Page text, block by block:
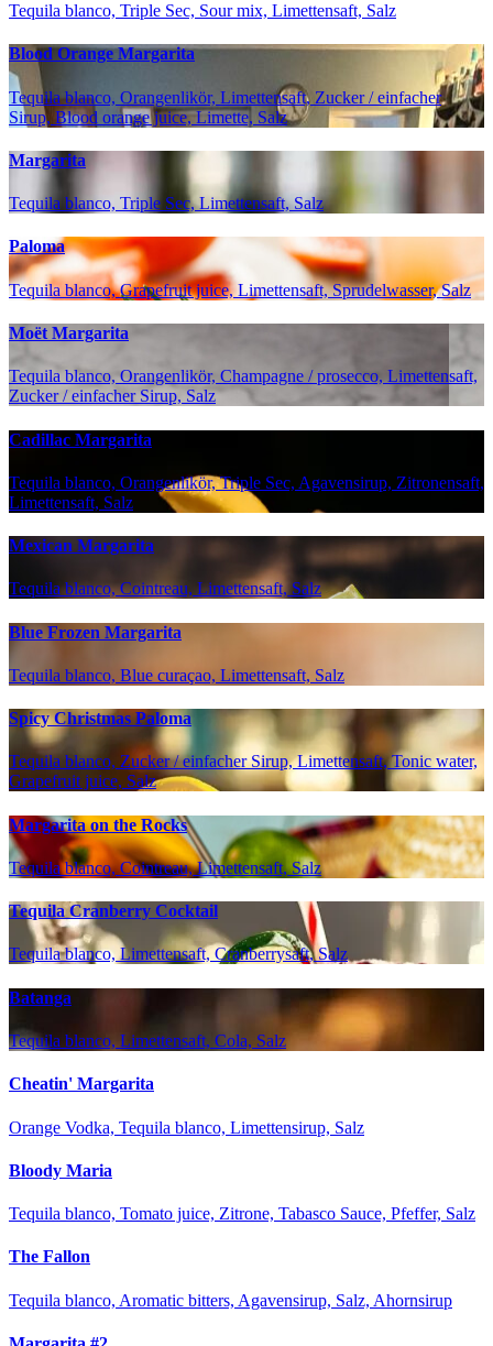
Tequila blanco, Triple Sec, Sour mix, Limettensaft, Salz
Blood Orange Margarita
Tequila blanco, Orangenlikör, Limettensaft, Zucker / einfacher
Sirup, Blood orange juice, Limette, Salz
Margarita
Tequila blanco, Triple Sec, Limettensaft, Salz
Paloma
Tequila blanco, Grapefruit juice, Limettensaft, Sprudelwasser, Salz
Moët Margarita
Tequila blanco, Orangenlikör, Champagne / prosecco, Limettensaft,
Zucker / einfacher Sirup, Salz
Cadillac Margarita
Tequila blanco, Orangenlikör, Triple Sec, Agavensirup, Zitronensaft,
Limettensaft, Salz
Mexican Margarita
Tequila blanco, Cointreau, Limettensaft, Salz
Blue Frozen Margarita
Tequila blanco, Blue curaçao, Limettensaft, Salz
Spicy Christmas Paloma
Tequila blanco, Zucker / einfacher Sirup, Limettensaft, Tonic water,
Grapefruit juice, Salz
Margarita on the Rocks
Tequila blanco, Cointreau, Limettensaft, Salz
Tequila Cranberry Cocktail
Tequila blanco, Limettensaft, Cranberrysaft, Salz
Batanga
Tequila blanco, Limettensaft, Cola, Salz
Cheatin' Margarita
Orange Vodka, Tequila blanco, Limettensirup, Salz
Bloody Maria
Tequila blanco, Tomato juice, Zitrone, Tabasco Sauce, Pfeffer, Salz
The Fallon
Tequila blanco, Aromatic bitters, Agavensirup, Salz, Ahornsirup